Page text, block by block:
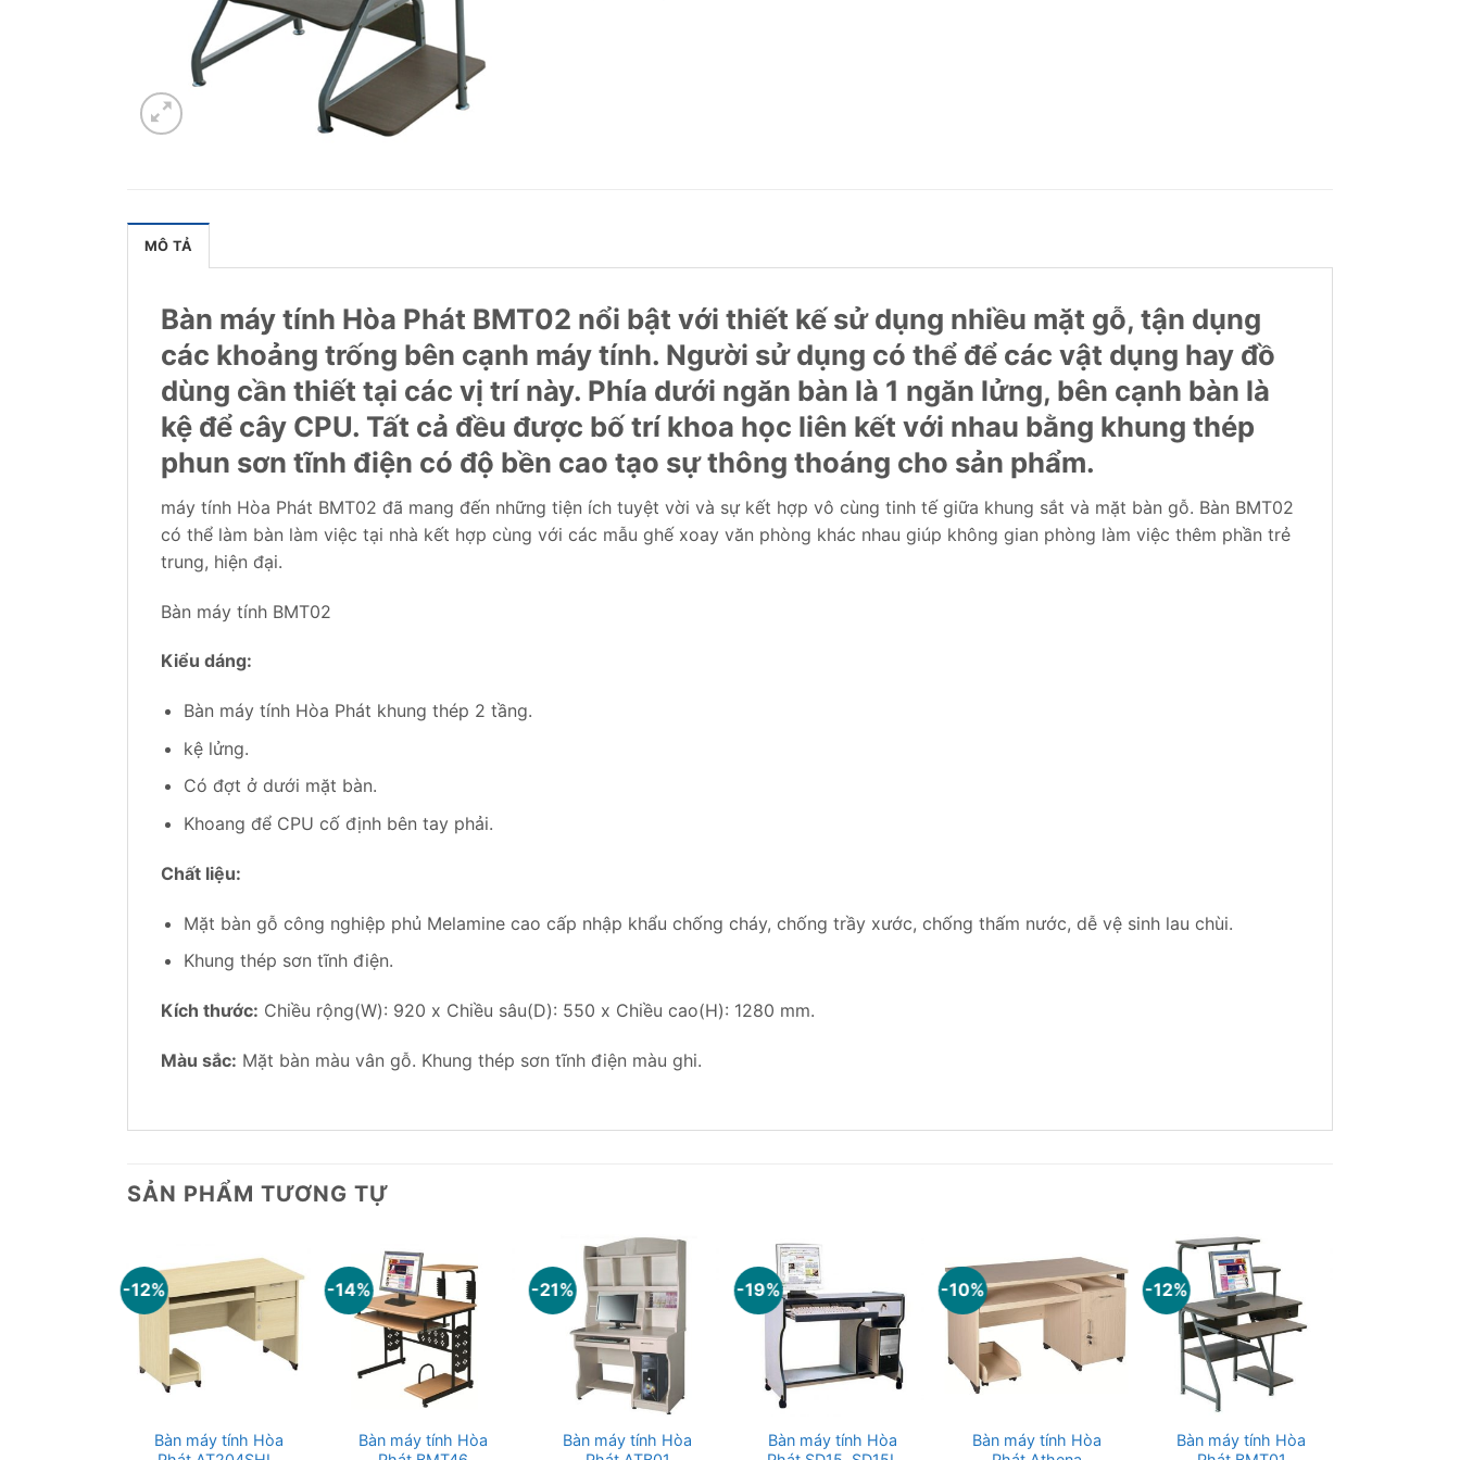
MÔ TẢ
Bàn máy tính Hòa Phát BMT02 nổi bật với thiết kế sử dụng nhiều mặt gỗ, tận dụng
các khoảng trống bên cạnh máy tính. Người sử dụng có thể để các vật dụng hay đồ
dùng cần thiết tại các vị trí này. Phía dưới ngăn bàn là 1 ngăn lửng, bên cạnh bàn là
kệ để cây CPU. Tất cả đều được bố trí khoa học liên kết với nhau bằng khung thép
phun sơn tĩnh điện có độ bền cao tạo sự thông thoáng cho sản phẩm.
máy tính Hòa Phát BMT02 đã mang đến những tiện ích tuyệt vời và sự kết hợp vô cùng tinh tế giữa khung sắt và mặt bàn gỗ. Bàn BMT02
có thể làm bàn làm việc tại nhà kết hợp cùng với các mẫu ghế xoay văn phòng khác nhau giúp không gian phòng làm việc thêm phần trẻ
trung, hiện đại.
Bàn máy tính BMT02
Kiểu dáng:
Bàn máy tính Hòa Phát khung thép 2 tầng.
kệ lửng.
Có đợt ở dưới mặt bàn.
Khoang để CPU cố định bên tay phải.
Chất liệu:
Mặt bàn gỗ công nghiệp phủ Melamine cao cấp nhập khẩu chống cháy, chống trầy xước, chống thấm nước, dễ vệ sinh lau chùi.
Khung thép sơn tĩnh điện.
Kích thước: Chiều rộng(W): 920 x Chiều sâu(D): 550 x Chiều cao(H): 1280 mm.
Màu sắc: Mặt bàn màu vân gỗ. Khung thép sơn tĩnh điện màu ghi.
SẢN PHẨM TƯƠNG TỰ
-12%
Bàn máy tính Hòa
-14%
Bàn máy tính Hòa
-21%
Bàn máy tính Hòa
-19%
Bàn máy tính Hòa
-10%
Bàn máy tính Hòa
-12%
Bàn máy tính Hòa